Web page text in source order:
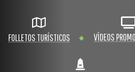
FOLLETOS TURÍSTICOS VÍDEOS